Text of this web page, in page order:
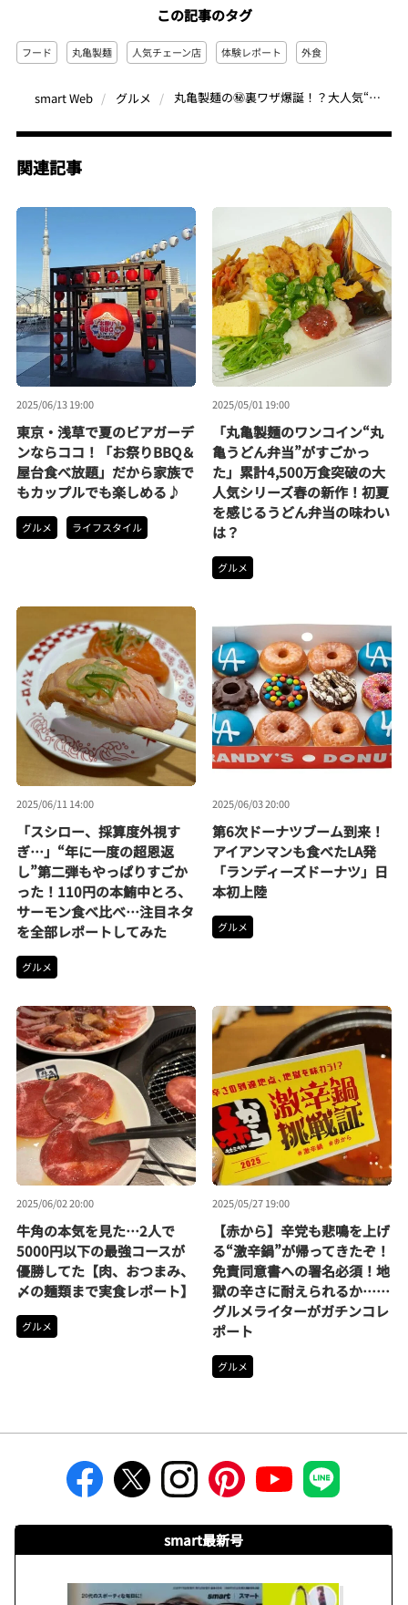
この記事のタグ
フード 丸亀製麺 人気チェーン店 体験レポート 外食
smart Web グルメ 丸亀製麺の㊙裏ワザ爆誕！？大人気“鬼おろし”シリーズ×無料薬味、最強アレンジはコレだ！
関連記事
2025/06/13 19:00
東京・浅草で夏のビアガーデ
ンならココ！「お祭りBBQ＆
屋台食べ放題」だから家族で
もカップルでも楽しめる♪
グルメ ライフスタイル
2025/05/01 19:00
「丸亀製麺のワンコイン“丸
亀うどん弁当”がすごかっ
た」累計4,500万食突破の大
人気シリーズ春の新作！初夏
を感じるうどん弁当の味わい
は？
グルメ
2025/06/11 14:00
「スシロー、採算度外視す
ぎ…」“年に一度の超恩返
し”第二弾もやっぱりすごか
った！110円の本鮪中とろ、
サーモン食べ比べ…注目ネタ
を全部レポートしてみた
グルメ
2025/06/03 20:00
第6次ドーナツブーム到来！
アイアンマンも食べたLA発
「ランディーズドーナツ」日
本初上陸
グルメ
2025/06/02 20:00
牛角の本気を見た…2人で
5000円以下の最強コースが
優勝してた【肉、おつまみ、
〆の麺類まで実食レポート】
グルメ
2025/05/27 19:00
【赤から】辛党も悲鳴を上げ
る“激辛鍋”が帰ってきたぞ！
免責同意書への署名必須！地
獄の辛さに耐えられるか……
グルメライターがガチンコレ
ポート
グルメ
smart最新号